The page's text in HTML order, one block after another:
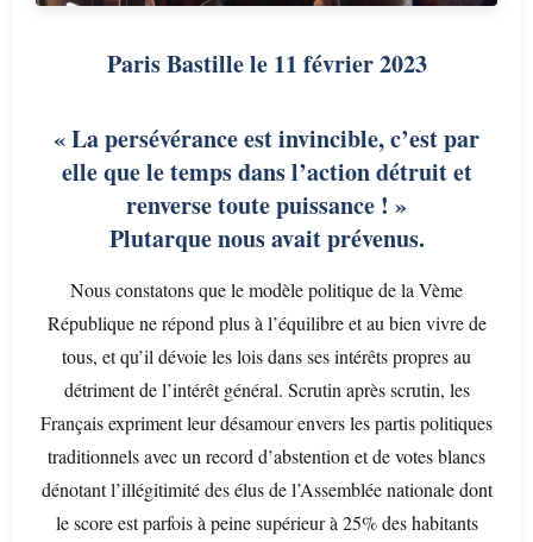
Paris Bastille le 11 février 2023
« La persévérance est invincible, c’est par
elle que le temps dans l’action détruit et
renverse toute puissance ! »
Plutarque nous avait prévenus.
Nous constatons que le modèle politique de la Vème
République ne répond plus à l’équilibre et au bien vivre de
tous, et qu’il dévoie les lois dans ses intérêts propres au
détriment de l’intérêt général. Scrutin après scrutin, les
Français expriment leur désamour envers les partis politiques
traditionnels avec un record d’abstention et de votes blancs
dénotant l’illégitimité des élus de l’Assemblée nationale dont
le score est parfois à peine supérieur à 25% des habitants